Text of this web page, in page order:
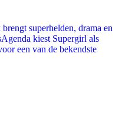
superhelden, drama en
kiest Supergirl als
een van de bekendste